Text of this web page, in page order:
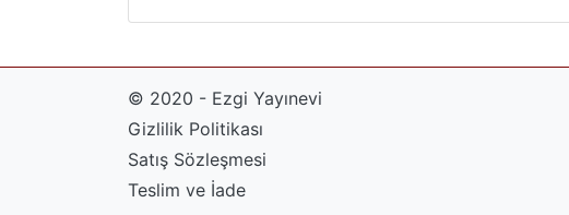
© 2020 - Ezgi Yayınevi
Gizlilik Politikası
Satış Sözleşmesi
Teslim ve İade